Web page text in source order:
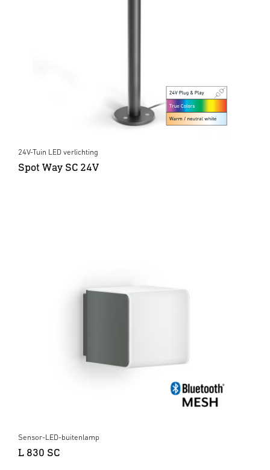
24V-Tuin LED verlichting
Spot Way SC 24V
Sensor-LED-buitenlamp
L 830 SC